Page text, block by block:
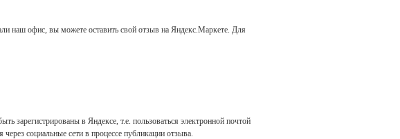
наш офис, вы можете оставить свой отзыв на Яндекс.Маркете. Для
зарегистрированы в Яндексе, т.е. пользоваться электронной почтой
социальные сети в процессе публикации отзыва.